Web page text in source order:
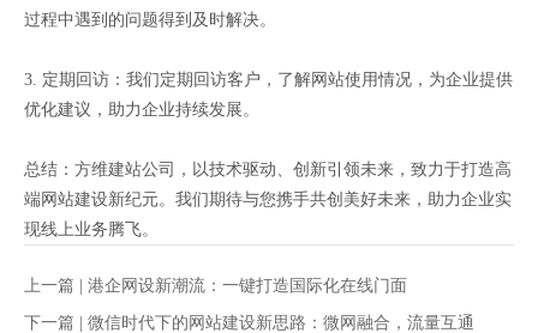
过程中遇到的问题得到及时解决。
3. 定期回访：我们定期回访客户，了解网站使用情况，为企业提供
优化建议，助力企业持续发展。
总结：方维建站公司，以技术驱动、创新引领未来，致力于打造高
端网站建设新纪元。我们期待与您携手共创美好未来，助力企业实
现线上业务腾飞。
上一篇 | 港企网设新潮流：一键打造国际化在线门面
下一篇 | 微信时代下的网站建设新思路：微网融合，流量互通